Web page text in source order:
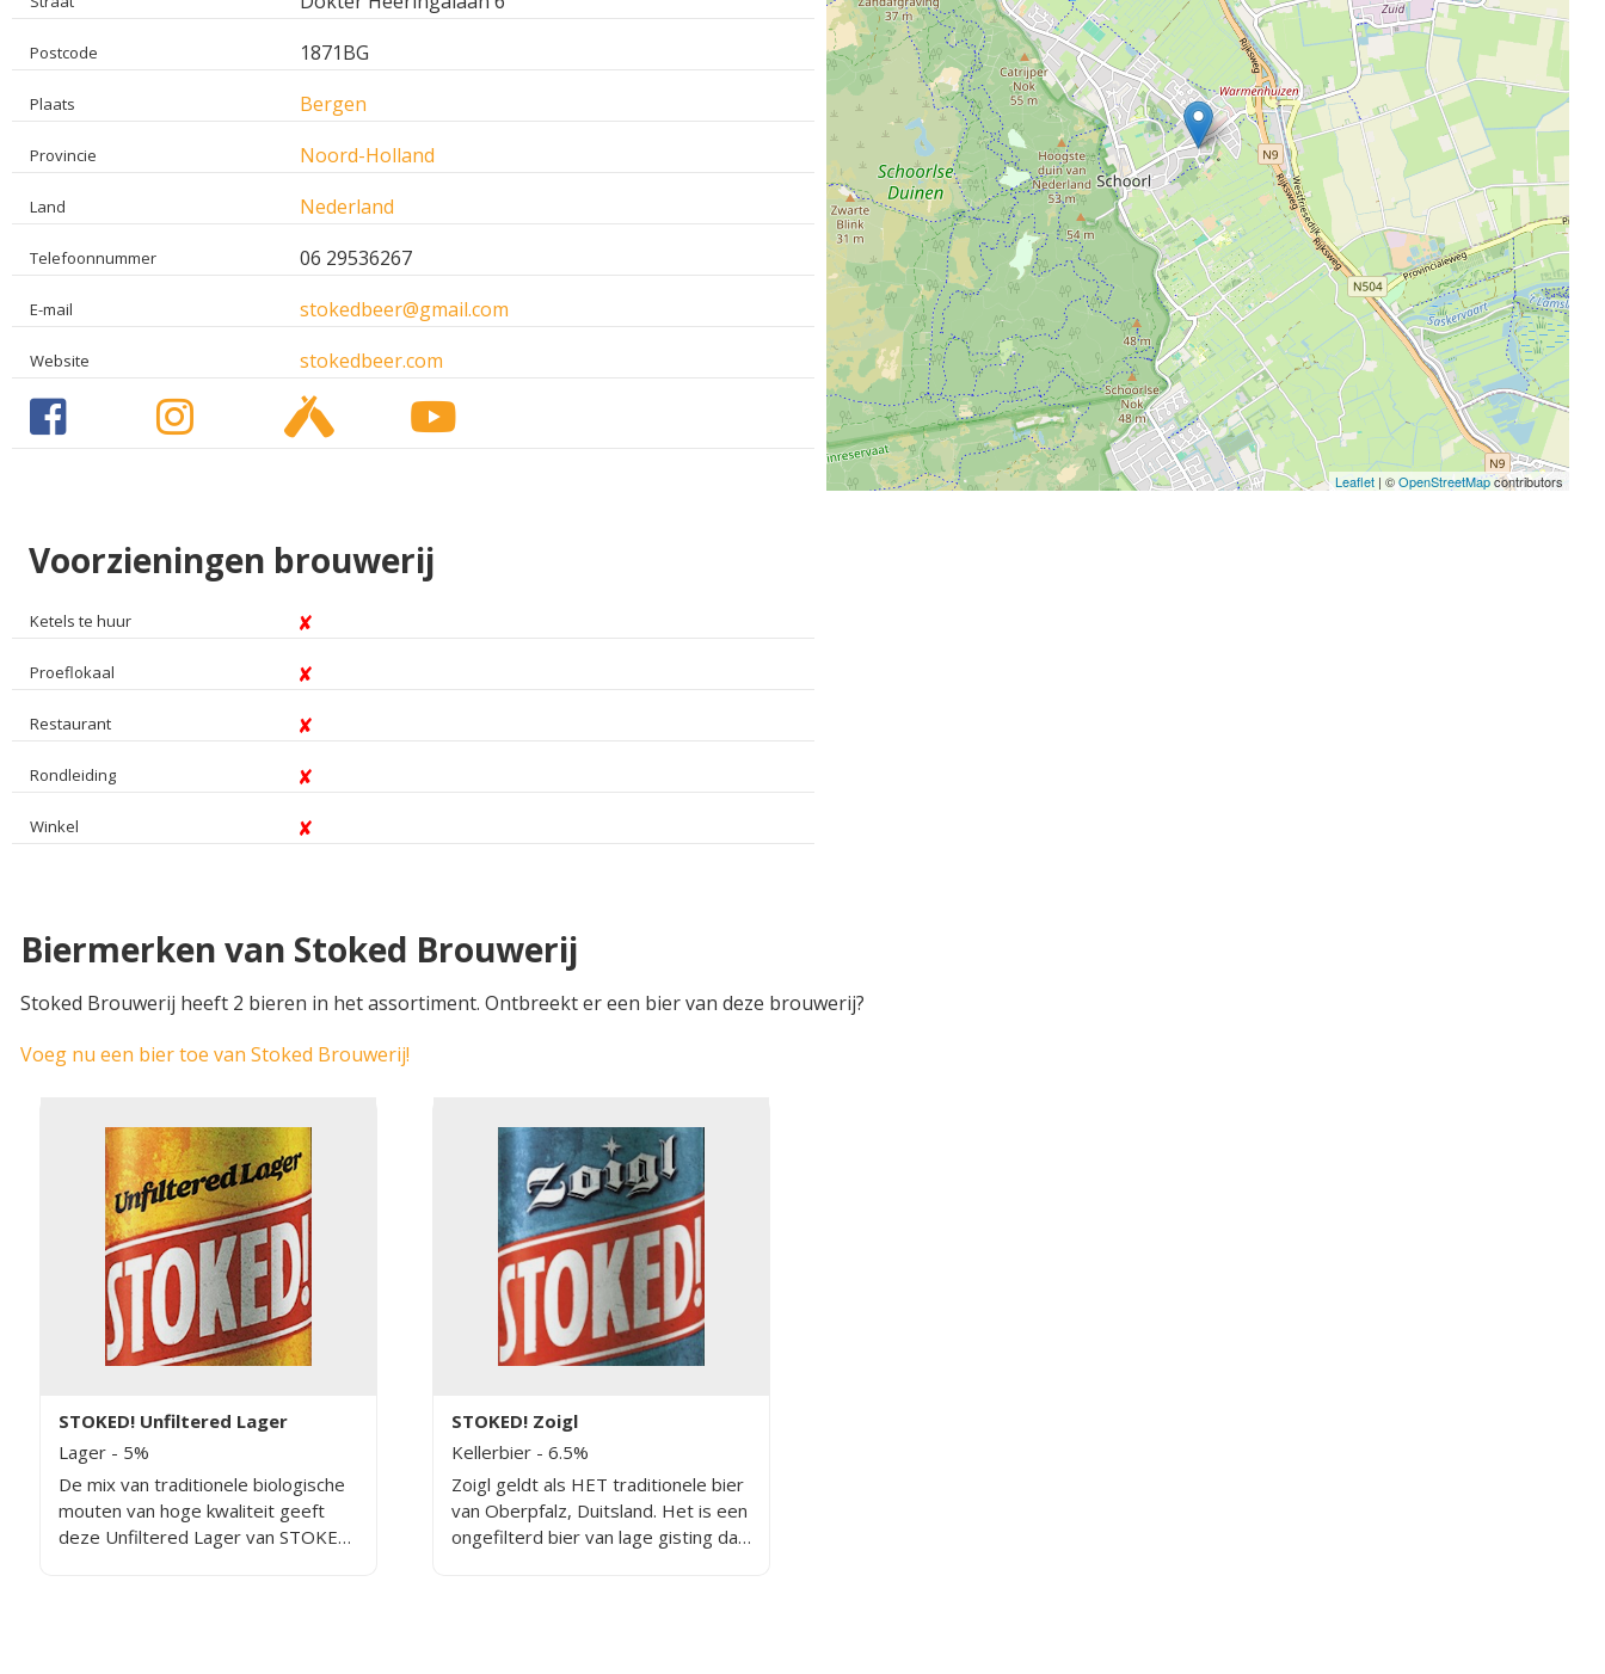
Postcode 1871BG
Plaats Bergen
Provincie Noord-Holland
Land Nederland
Telefoonnummer 06 29536267
E-mail stokedbeer@gmail.com
Website stokedbeer.com
Leaflet | ©OpenStreetMapcontributors
Voorzieningen brouwerij
Ketels te huur
Proeflokaal
Restaurant
Rondleiding
Winkel
Biermerken van Stoked Brouwerij
Stoked Brouwerij heeft 2 bieren in het assortiment. Ontbreekt er een bier van deze brouwerij?
Voeg nu een bier toe van Stoked Brouwerij!
STOKED! Unfiltered Lager
Lager - 5%
De mix van traditionele biologische
mouten van hoge kwaliteit geeft
deze Unfiltered Lager van STOKED
STOKED! Zoigl
Kellerbier - 6.5%
Zoigl geldt als HET traditionele bier
van Oberpfalz, Duitsland. Het is een
ongefilterd bier van lage gisting dat